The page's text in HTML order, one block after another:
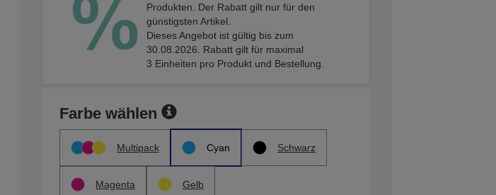
Produkten. Der Rabatt gilt nur für den
günstigsten Artikel.
Dieses Angebot ist gültig bis zum
30.08.2026. Rabatt gilt für maximal
3 Einheiten pro Produkt und Bestellung.
Farbe wählen
Multipack Cyan Schwarz
Magenta Gelb